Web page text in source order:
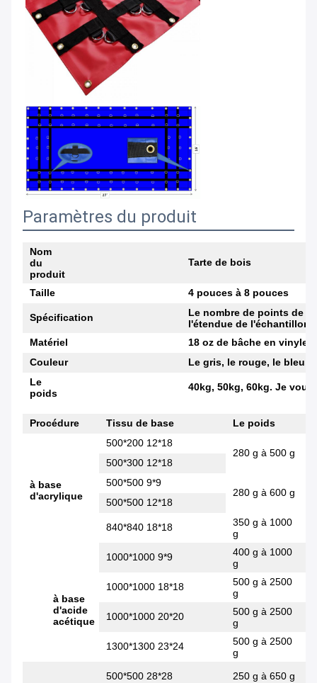
Paramètres du produit
Nom
du
produit
Tarte de bois
Taille 4 pouces à 8 pouces
Spécification
Le nombre de points de
l'étendue de l'échantillon.
Matériel
18 oz de bâche en vinyle
Couleur
Le gris, le rouge, le bleu,
Le
poids
40kg, 50kg, 60kg. Je vous
Procédure Tissu de base Le poids
à base
d'acrylique
500*200 12*18
280 g à 500 g
500*300 12*18
500*500 9*9
280 g à 600 g
500*500 12*18
à base
d'acide
acétique
840*840 18*18
350 g à 1000
g
1000*1000 9*9
400 g à 1000
g
1000*1000 18*18
500 g à 2500
g
1000*1000 20*20
500 g à 2500
g
1300*1300 23*24
500 g à 2500
g
500*500 28*28 250 g à 650 g